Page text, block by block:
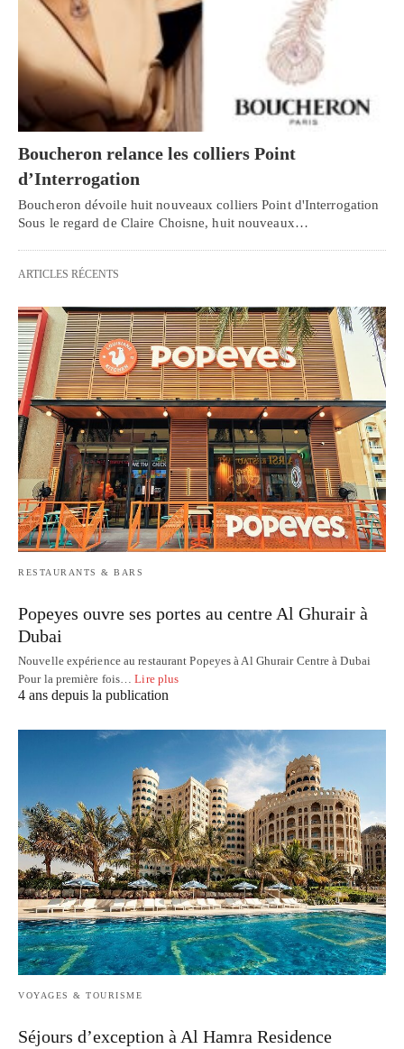
Boucheron relance les colliers Point
d’Interrogation
Boucheron dévoile huit nouveaux colliers Point d'Interrogation
Sous le regard de Claire Choisne, huit nouveaux…
ARTICLES RÉCENTS
RESTAURANTS & BARS
Popeyes ouvre ses portes au centre Al Ghurair à
Dubai
Nouvelle expérience au restaurant Popeyes à Al Ghurair Centre à Dubai
Pour la première fois…Lire plus
4 ans depuis la publication
VOYAGES & TOURISME
Séjours d’exception à Al Hamra Residence